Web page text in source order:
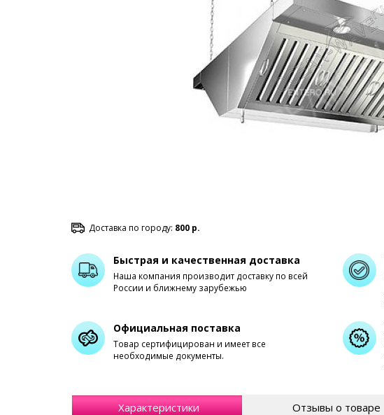
Доставка по городу: 800 р.
Быстрая и качественная доставка
Наша компания производит доставку по всей
России и ближнему зарубежью
Официальная поставка
Товар сертифицирован и имеет все
необходимые документы.
Характеристики Отзывы о товаре